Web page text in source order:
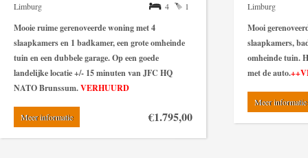
4 1
Limburg
Mooie ruime gerenoveerde woning met 4
slaapkamers en 1 badkamer, een grote omheinde
tuin en een dubbele garage. Op een goede
landelijke locatie +/- 15 minuten van JFC HQ
NATO Brunssum.VERHUURD
Meer informatie €1.795,00
Limburg
Mooi
slaapkamers,
omheinde tuin.
met de auto.
Meer informatie